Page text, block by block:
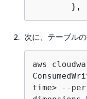
次に、テーブル
aws
time> --